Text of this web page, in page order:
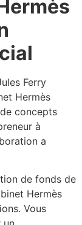
Ferry
Hermès
concepts
à
a
de fonds de
Hermès
. Vous